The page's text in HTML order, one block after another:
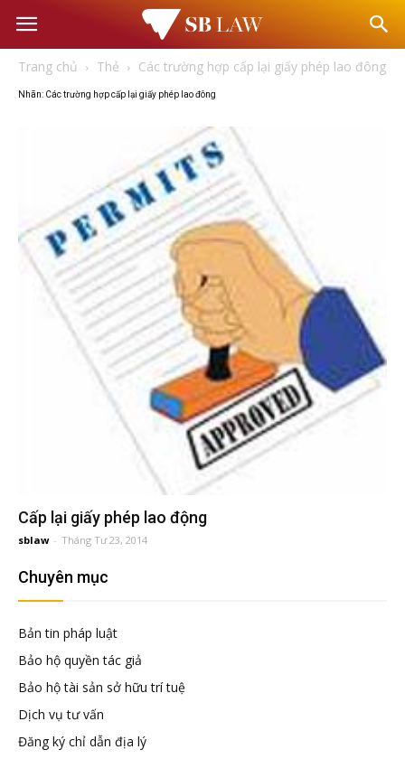
Văn
Trang chủ Thẻ Các trường hợp cấp lại giấy phép lao đông
Nhãn: Các trường hợp cấp lại giấy phép lao đông
Cấp lại giấy phép lao động
sblaw - Tháng Tư 23, 2014
Chuyên mục
Bản tin pháp luật
Bảo hộ quyền tác giả
Bảo hộ tài sản sở hữu trí tuệ
Dịch vụ tư vấn
Đăng ký chỉ dẫn địa lý